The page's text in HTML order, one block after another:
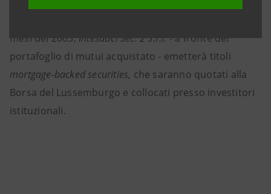
mesi del 2003,IntesaBciSec. 2 S.r.l.- a fronte del
portafoglio di mutui acquistato - emetterà titoli
mortgage-backed securities, che saranno quotati alla
Borsa del Lussemburgo e collocati presso investitori
istituzionali.